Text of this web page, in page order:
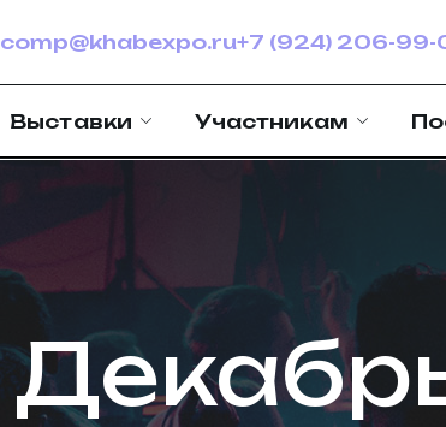
comp@khabexpo.ru+7 (924) 206-99-
Выставки Участникам